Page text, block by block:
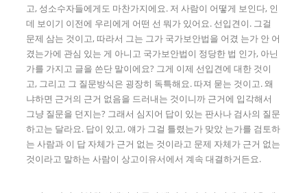
고, 성소수자들에게도 마찬가지에요. 저 사람이 어떻게 보인다, 인
데 보이기 이전에 우리에게 어떤 선 뭐가 있어요. 선입견이. 그걸
문제 삼는 것이고, 따라서 그는 그가 국가보안법을 어겼 는가 안 어
겼는가에 관심 있는 게 아니고 국가보안법이 정당한 법 인가, 아닌
가를 가지고 글을 쓴단 말이에요? 그게 이제 선입견에 대한 것이
고, 그리고 그 질문방식은 굉장히 독특해요. 따져 묻는 것이고. 왜
냐하면 근거의 근거 없음을 드러내는 것이니까 근거에 입각해서
그냥 질문을 던지는? 그래서 심지어 답이 있는 판사나 검사의 질문
하고는 달라요. 답이 있고, 얘가 그걸 틀렸는가 맞았 는가를 검토하
는 사람과 이 답 자체가 근거 없는 것이라고 문제 자체가 근거 없는
것이라고 말하는 사람이 상고이유서에서 계속 대결하거든요.